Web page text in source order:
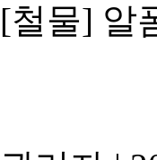
[철물] 알